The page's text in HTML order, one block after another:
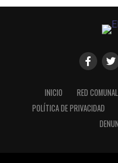
INICIO RED
POLÍTICA DE PRIVACIDAD